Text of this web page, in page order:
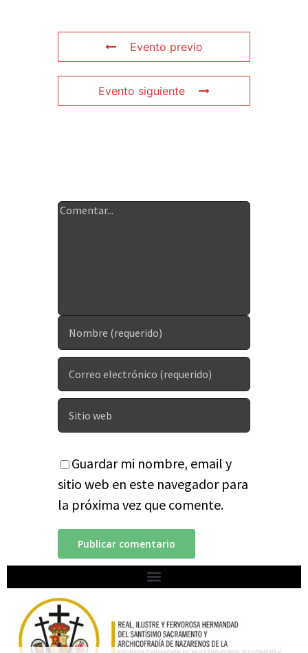
Evento previo
Evento siguiente
Guardar mi nombre, email y
sitio web en este navegador para
la próxima vez que comente.